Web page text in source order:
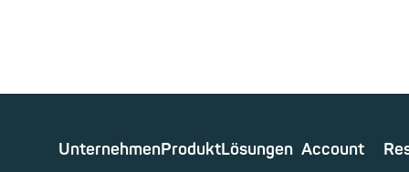
UnternehmenProduktLösungen Account